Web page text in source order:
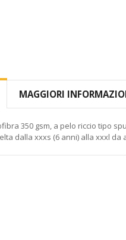
MAGGIORI
350 gsm, a pelo riccio tipo
dalla xxxs (6 anni) alla xxxl da